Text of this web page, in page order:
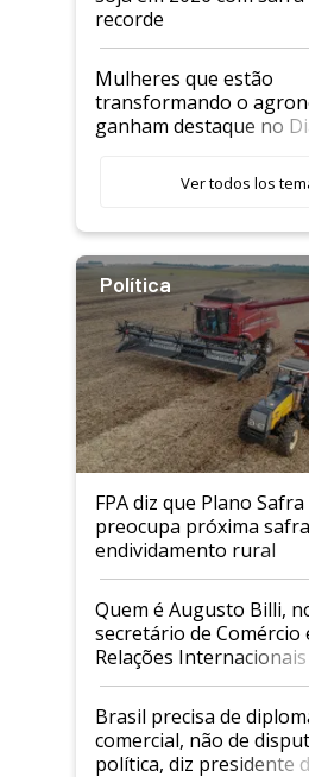
recorde
Mulheres que estão
transformando o
ganham destaque no
Ver todos los
Política
FPA diz que Plano
preocupa próxima
endividamento rural
Quem é Augusto Billi,
secretário de Comércio
Relações Internacionais
Mapa
Brasil precisa de
comercial, não de
política, diz presidente